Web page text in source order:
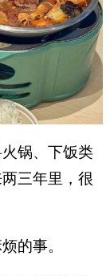
锅、下饭类
三年里，很
的事。